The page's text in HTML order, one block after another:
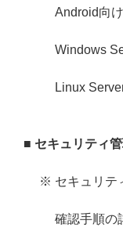
Android向
Windows
Linux
■ セキュリティ
※ セキュリテ
確認手順の